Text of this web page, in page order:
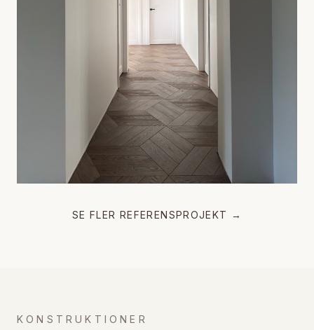
SE FLER REFERENSPROJEKT →
KONSTRUKTIONER